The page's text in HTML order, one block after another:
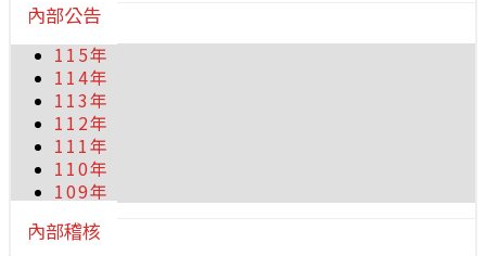
內部公告
115年
114年
113年
112年
111年
110年
109年
內部稽核